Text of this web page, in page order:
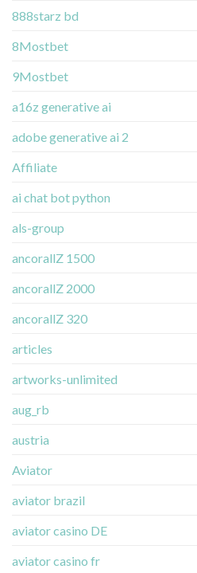
888starz bd
8Mostbet
9Mostbet
a16z generative ai
adobe generative ai 2
Affiliate
ai chat bot python
als-group
ancorallZ 1500
ancorallZ 2000
ancorallZ 320
articles
artworks-unlimited
aug_rb
austria
Aviator
aviator brazil
aviator casino DE
aviator casino fr